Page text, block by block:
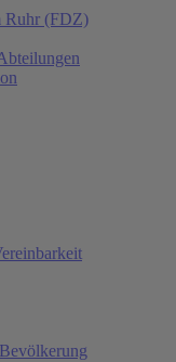
Ruhr (FDZ)